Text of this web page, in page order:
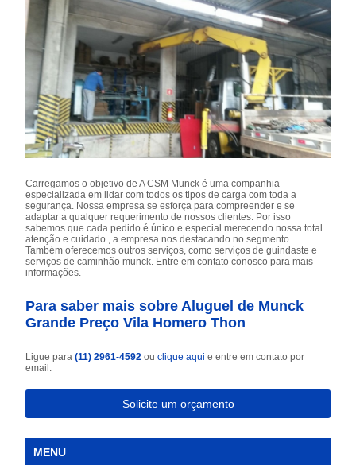
Carregamos o objetivo de A CSM Munck é uma companhia
especializada em lidar com todos os tipos de carga com toda a
segurança. Nossa empresa se esforça para compreender e se
adaptar a qualquer requerimento de nossos clientes. Por isso
sabemos que cada pedido é único e especial merecendo nossa total
atenção e cuidado., a empresa nos destacando no segmento.
Também oferecemos outros serviços, como serviços de guindaste e
serviços de caminhão munck. Entre em contato conosco para mais
informações.
Para saber mais sobre Aluguel de Munck
Grande Preço Vila Homero Thon
Ligue para(11) 2961-4592ouclique aqui e entre em contato por
email.
Solicite um orçamento
MENU